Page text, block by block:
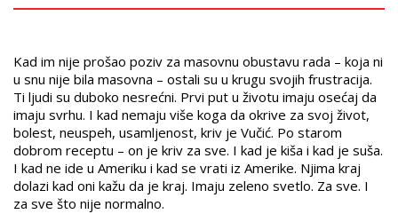
Kad im nije prošao poziv za masovnu obustavu rada – koja ni
u snu nije bila masovna – ostali su u krugu svojih frustracija.
Ti ljudi su duboko nesrećni. Prvi put u životu imaju osećaj da
imaju svrhu. I kad nemaju više koga da okrive za svoj život,
bolest, neuspeh, usamljenost, kriv je Vučić. Po starom
dobrom receptu – on je kriv za sve. I kad je kiša i kad je suša.
I kad ne ide u Ameriku i kad se vrati iz Amerike. Njima kraj
dolazi kad oni kažu da je kraj. Imaju zeleno svetlo. Za sve. I
za sve što nije normalno.